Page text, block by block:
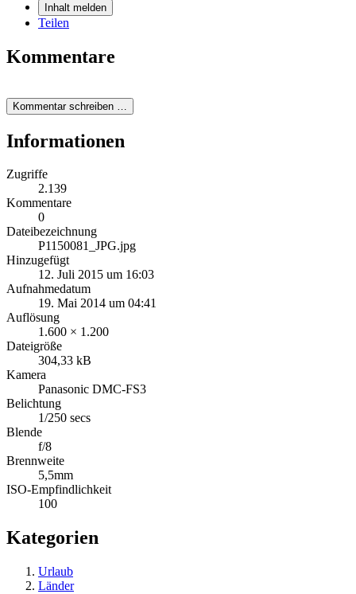
Inhalt melden
Teilen
Kommentare
Kommentar schreiben …
Informationen
Zugriffe
2.139
Kommentare
0
Dateibezeichnung
P1150081_JPG.jpg
Hinzugefügt
12. Juli 2015 um 16:03
Aufnahmedatum
19. Mai 2014 um 04:41
Auflösung
1.600 × 1.200
Dateigröße
304,33 kB
Kamera
Panasonic DMC-FS3
Belichtung
1/250 secs
Blende
f/8
Brennweite
5,5mm
ISO-Empfindlichkeit
100
Kategorien
Urlaub
Länder